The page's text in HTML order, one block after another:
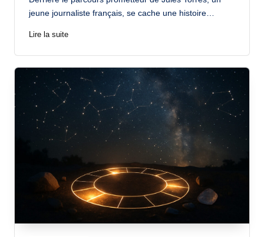
jeune journaliste français, se cache une histoire…
Lire la suite